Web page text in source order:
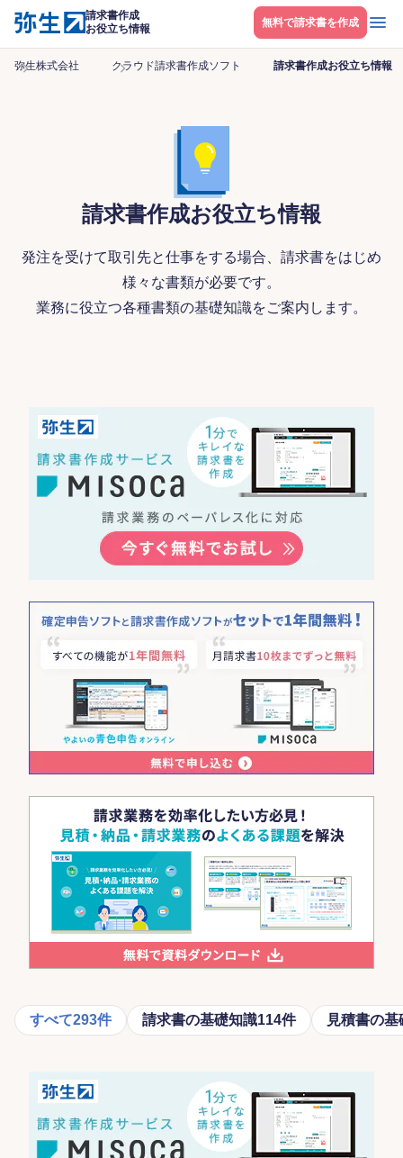
請求書作成
お役立ち情報
無料で請求書を作成 メニ
弥生株式会社 クラウド請求書作成ソフト 請求書作成お役立ち情報
請求書作成お役立ち情報
発注を受けて取引先と仕事をする場合、請求書をはじめ
様々な書類が必要です。
業務に役立つ各種書類の基礎知識をご案内します。
すべて293件 請求書の基礎知識114件 見積書の基